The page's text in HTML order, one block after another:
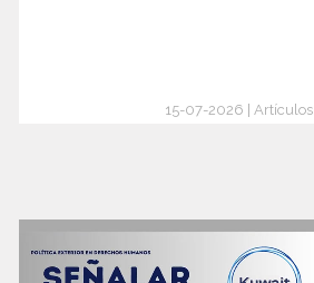
15-07-2026 | Artículos